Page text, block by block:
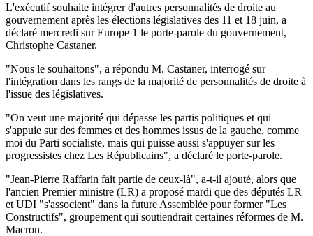
L'exécutif souhaite intégrer d'autres personnalités de droite au
gouvernement après les élections législatives des 11 et 18 juin, a
déclaré mercredi sur Europe 1 le porte-parole du gouvernement,
Christophe Castaner.
"Nous le souhaitons", a répondu M. Castaner, interrogé sur
l'intégration dans les rangs de la majorité de personnalités de droite à
l'issue des législatives.
"On veut une majorité qui dépasse les partis politiques et qui
s'appuie sur des femmes et des hommes issus de la gauche, comme
moi du Parti socialiste, mais qui puisse aussi s'appuyer sur les
progressistes chez Les Républicains", a déclaré le porte-parole.
"Jean-Pierre Raffarin fait partie de ceux-là", a-t-il ajouté, alors que
l'ancien Premier ministre (LR) a proposé mardi que des députés LR
et UDI "s'associent" dans la future Assemblée pour former "Les
Constructifs", groupement qui soutiendrait certaines réformes de M.
Macron.